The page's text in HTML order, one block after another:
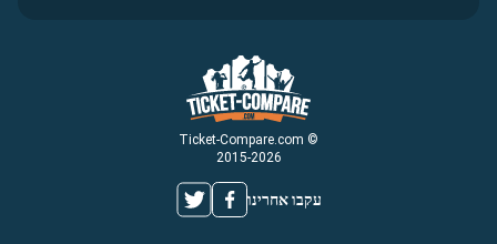
© Ticket-Compare.com
2015-2026
עקבו אחרינו